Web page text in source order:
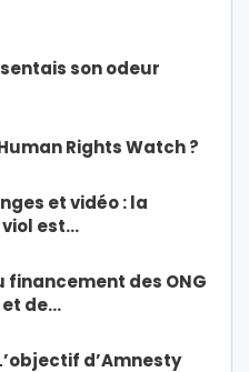
son odeur
Rights Watch ?
et vidéo : la
est…
des ONG
et de…
d’Amnesty